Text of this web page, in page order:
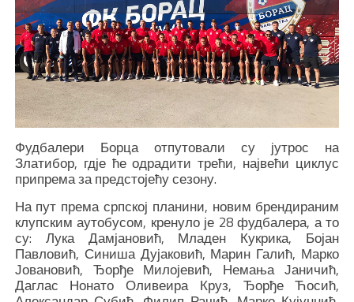
Фудбалери Борца отпутовали су јутрос на
Златибор, гдје ће одрадити трећи, највећи циклус
припрема за предстојећу сезону.
На пут према српској планини, новим брендираним
клупским аутобусом, кренуло је 28 фудбалера, а то
су: Лука Дамјановић, Младен Кукрика, Бојан
Павловић, Синиша Дујаковић, Марин Галић, Марко
Јовановић, Ђорђе Милојевић, Немања Јаничић,
Даглас Нонато Оливеира Круз, Ђорђе Ћосић,